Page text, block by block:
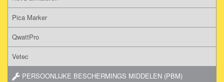
Pica Marker
QwattPro
Vetec
PERSOONLIJKE BESCHERMINGS MIDDELEN (PBM)